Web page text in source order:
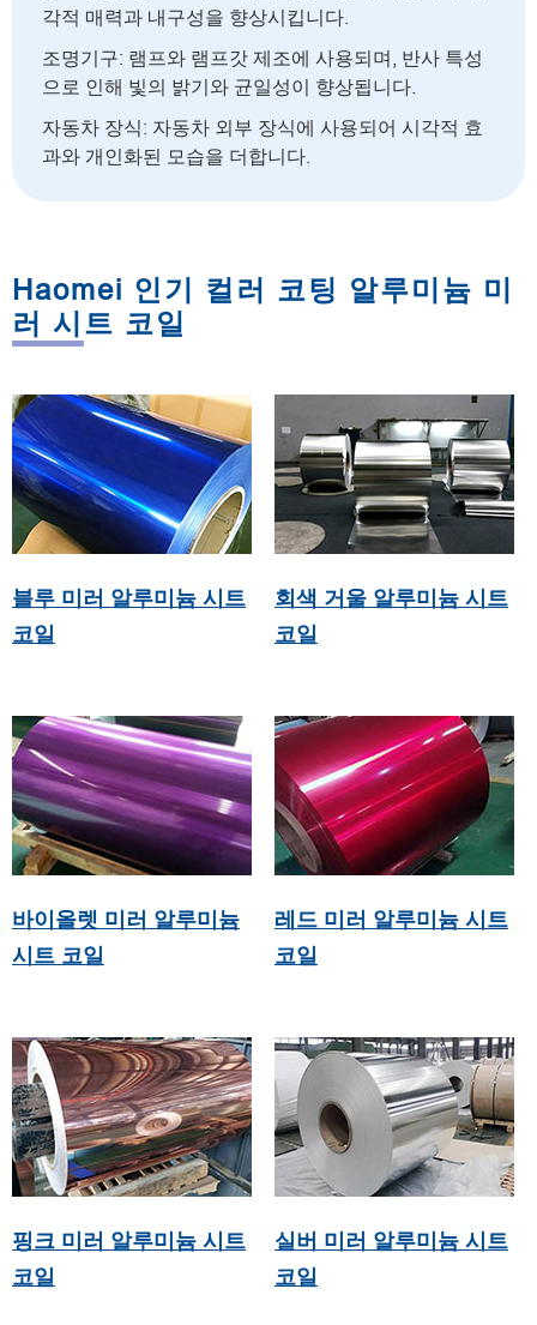
각적 매력과 내구성을 향상시킵니다.
조명기구: 램프와 램프갓 제조에 사용되며, 반사 특성
으로 인해 빛의 밝기와 균일성이 향상됩니다.
자동차 장식: 자동차 외부 장식에 사용되어 시각적 효
과와 개인화된 모습을 더합니다.
Haomei 인기 컬러 코팅 알루미늄 미
러 시트 코일
블루 미러 알루미늄 시트
코일
회색 거울 알루미늄 시트
코일
바이올렛 미러 알루미늄
시트 코일
레드 미러 알루미늄 시트
코일
핑크 미러 알루미늄 시트
코일
실버 미러 알루미늄 시트
코일